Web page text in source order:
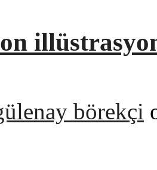
börekçi